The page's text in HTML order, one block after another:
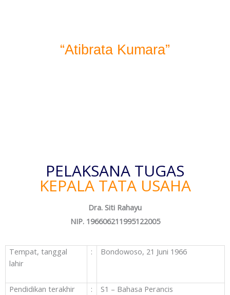
SMA NEGERI 1 SUMBERPUCUNG
“Atibrata Kumara”
PELAKSANA TUGAS
KEPALA TATA USAHA
Dra. Siti Rahayu
NIP. 196606211995122005
Tempat, tanggal
lahir
: Bondowoso, 21 Juni 1966
Pendidikan terakhir : S1 – Bahasa Perancis